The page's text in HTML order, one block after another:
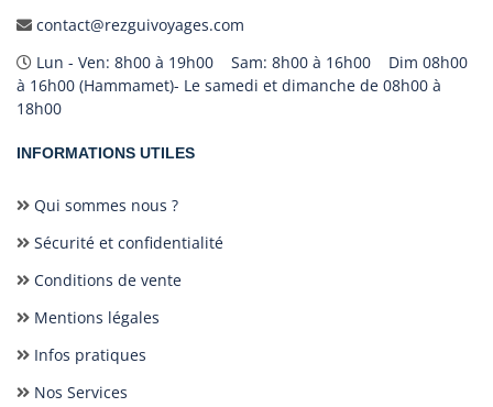
contact@rezguivoyages.com
Lun - Ven: 8h00 à 19h00 Sam: 8h00 à 16h00 Dim 08h00
à 16h00 (Hammamet)- Le samedi et dimanche de 08h00 à
18h00
INFORMATIONS UTILES
Qui sommes nous ?
Sécurité et confidentialité
Conditions de vente
Mentions légales
Infos pratiques
Nos Services